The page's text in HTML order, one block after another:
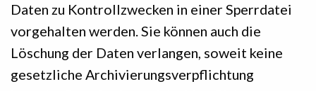
Daten zu Kontrollzwecken in einer Sperrdatei
vorgehalten werden. Sie können auch die
Löschung der Daten verlangen, soweit keine
gesetzliche Archivierungsverpflichtung